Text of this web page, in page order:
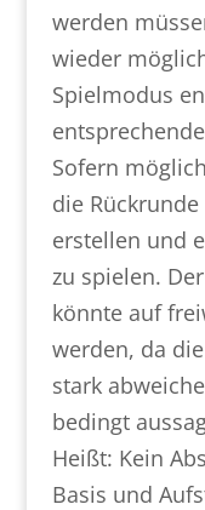
werden
wieder
Spielmodus
Sofern
die
erstellen und
zu spielen.
könnte auf
werden, da
stark
bedingt
Heißt: Kein
Basis und